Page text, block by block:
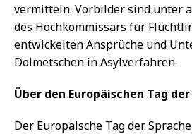
vermitteln. Vorbilder sind unter
des Hochkommissars für
entwickelten Ansprüche und
Dolmetschen in Asylverfahren.
Über den Europäischen Tag
Der Europäische Tag der